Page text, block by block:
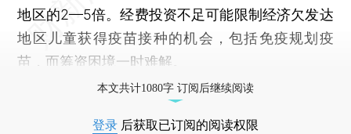
地区的2—5倍。经费投资不足可能限制经济欠发达
地区儿童获得疫苗接种的机会，包括免疫规划疫
苗，而筹资困境一时难解。
本文共计1080字 订阅后继续阅读
登录 后获取已订阅的阅读权限